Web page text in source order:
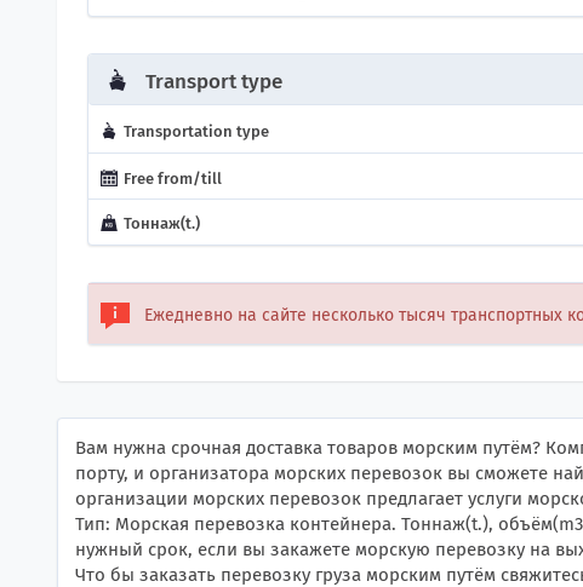
Transport type
Transportation type
Free from/till
Тоннаж(t.)
Ежедневно на сайте несколько тысяч транспортных
Вам нужна срочная доставка товаров морским путём?
порту, и организатора морских перевозок вы сможете
организации морских перевозок предлагает услуги
Тип: Морская перевозка контейнера. Тоннаж(t.),
нужный срок, если вы закажете морскую перевозку на
Что бы заказать перевозку груза морским путём